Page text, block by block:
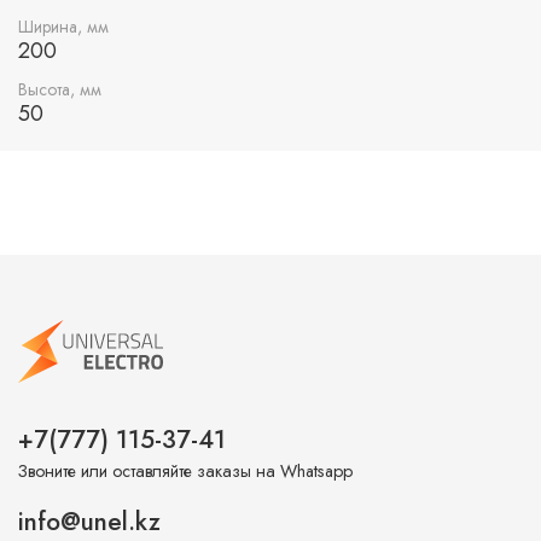
для его прокладки или замены. Широкий ряд
типоразмеров лотков и аксессуаров к ним позволяет
разработать кабельную трассу любой сложности.
Испытания лестничных лотков показали высокую
огнестойкость и сохранность всех характеристик в
Ширина, мм
200
Высота, мм
50
+7(777) 115-37-41
Звоните или оставляйте заказы на Whatsapp
info@unel.kz